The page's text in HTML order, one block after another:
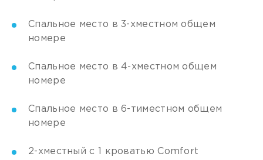
Спальное место в 3-хместном общем
номере
Спальное место в 4-хместном общем
номере
Спальное место в 6-тиместном общем
номере
2-хместный с 1 кроватью Comfort